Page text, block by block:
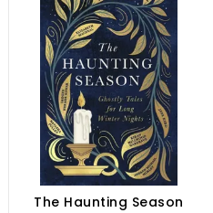
The Haunting Season